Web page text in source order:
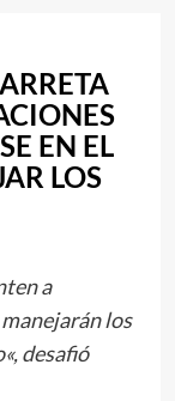
EN EL
LOS
a
los
desafió